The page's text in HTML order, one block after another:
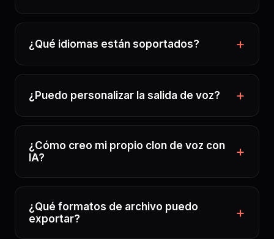
¿Qué idiomas están soportados?
¿Puedo personalizar la salida de voz?
¿Cómo creo mi propio clon de voz con
IA?
¿Qué formatos de archivo puedo
exportar?